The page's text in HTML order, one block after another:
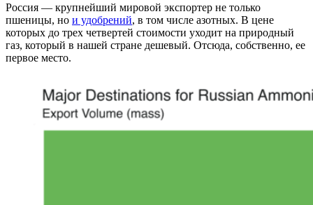
Россия — крупнейший мировой экспортер не только
пшеницы, но и удобрений, в том числе азотных. В цене
которых до трех четвертей стоимости уходит на природный
газ, который в нашей стране дешевый. Отсюда, собственно, ее
первое место.